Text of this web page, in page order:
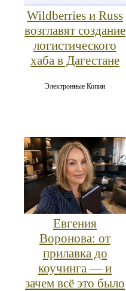
Wildberries и Russ
возглавят создание
логистического
хаба в Дагестане
Электронные Копии
Евгения
Воронова: от
прилавка до
коучинга — и
зачем всё это было